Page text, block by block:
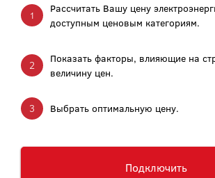
Рассчитать Вашу цену
доступным ценовым категориям.
Показать факторы, влияющие на
величину цен.
Выбрать оптимальную цену.
Подключить